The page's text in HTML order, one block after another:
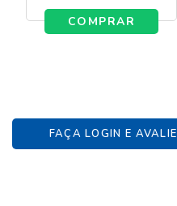
COMPRAR
FAÇA LOGIN E AVALIE